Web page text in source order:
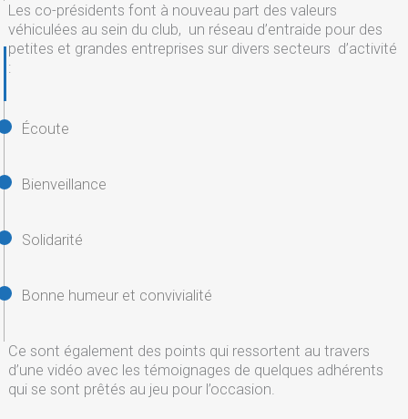
Les co-présidents font à nouveau part des valeurs
véhiculées au sein du club, un réseau d’entraide pour des
petites et grandes entreprises sur divers secteurs d’activité
:
Écoute
Bienveillance
Solidarité
Bonne humeur et convivialité
Ce sont également des points qui ressortent au travers
d’une vidéo avec les témoignages de quelques adhérents
qui se sont prêtés au jeu pour l’occasion.